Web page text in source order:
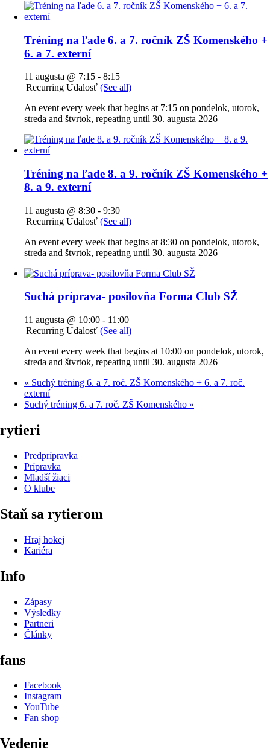
Tréning na ľade 6. a 7. ročník ZŠ Komenského +
6. a 7. externí
11 augusta @ 7:15 - 8:15
|Recurring Udalosť (See all)
An event every week that begins at 7:15 on pondelok, utorok,
streda and štvrtok, repeating until 30. augusta 2026
Tréning na ľade 8. a 9. ročník ZŠ Komenského +
8. a 9. externí
11 augusta @ 8:30 - 9:30
|Recurring Udalosť (See all)
An event every week that begins at 8:30 on pondelok, utorok,
streda and štvrtok, repeating until 30. augusta 2026
Suchá príprava- posilovňa Forma Club SŽ
11 augusta @ 10:00 - 11:00
|Recurring Udalosť (See all)
An event every week that begins at 10:00 on pondelok, utorok,
streda and štvrtok, repeating until 30. augusta 2026
« Suchý tréning 6. a 7. roč. ZŠ Komenského + 6. a 7. roč.
externí
Suchý tréning 6. a 7. roč. ZŠ Komenského »
rytieri
Predprípravka
Prípravka
Mladší žiaci
O klube
Staň sa rytierom
Hraj hokej
Kariéra
Info
Zápasy
Výsledky
Partneri
Články
fans
Facebook
Instagram
YouTube
Fan shop
Vedenie